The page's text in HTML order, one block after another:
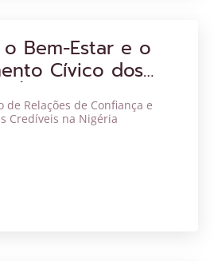
Bem-Estar e o
Cívico dos
de Relações de Confiança e
Credíveis na Nigéria